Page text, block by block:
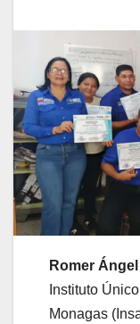
Romer
Instituto
Monagas